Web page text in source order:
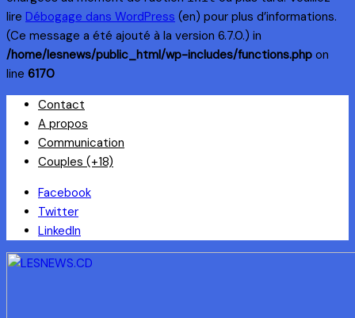
lire Débogage dans WordPress (en) pour plus d’informations.
(Ce message a été ajouté à la version 6.7.0.) in
/home/lesnews/public_html/wp-includes/functions.php on
line 6170
Skip
content
Contact
A propos
Communication
Couples (+18)
Facebook
Twitter
LinkedIn